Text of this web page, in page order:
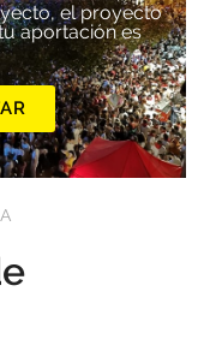
el proyecto
aportación es